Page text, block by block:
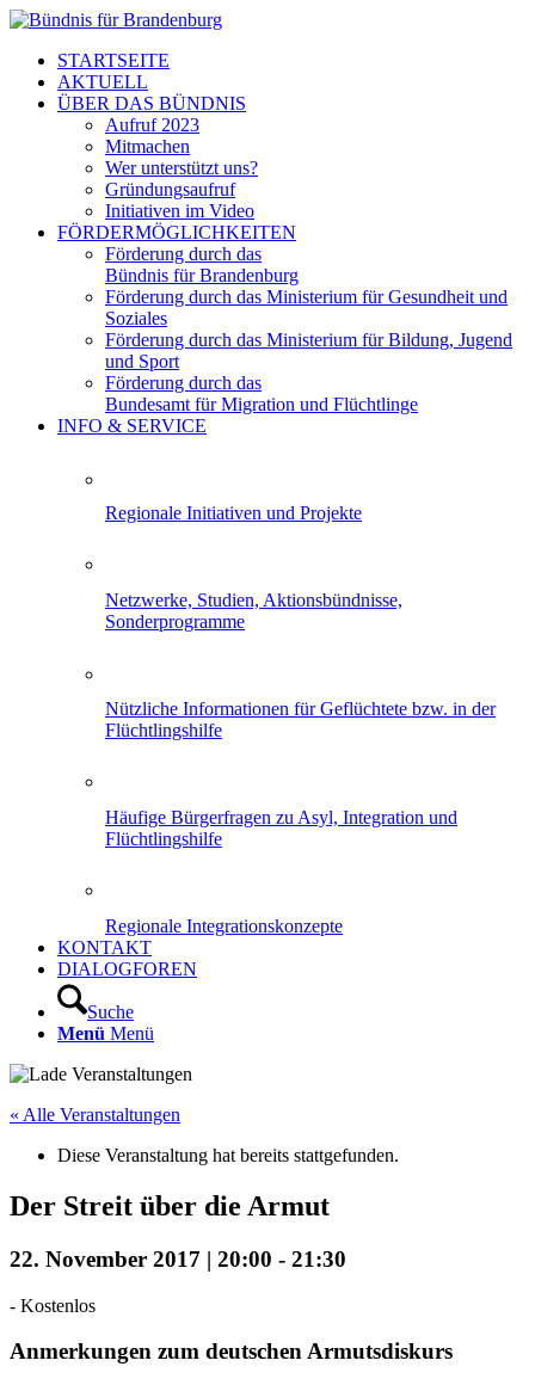
STARTSEITE
AKTUELL
ÜBER DAS BÜNDNIS
Aufruf 2023
Mitmachen
Wer unterstützt uns?
Gründungsaufruf
Initiativen im Video
FÖRDERMÖGLICHKEITEN
Förderung durch das
Bündnis für Brandenburg
Förderung durch das Ministerium für Gesundheit und
Soziales
Förderung durch das Ministerium für Bildung, Jugend
und Sport
Förderung durch das
Bundesamt für Migration und Flüchtlinge
INFO & SERVICE
Regionale Initiativen und Projekte
Netzwerke, Studien, Aktionsbündnisse,
Sonderprogramme
Nützliche Informationen für Geflüchtete bzw. in der
Flüchtlingshilfe
Häufige Bürgerfragen zu Asyl, Integration und
Flüchtlingshilfe
Regionale Integrationskonzepte
KONTAKT
DIALOGFOREN
Suche
Menü Menü
« Alle Veranstaltungen
Diese Veranstaltung hat bereits stattgefunden.
Der Streit über die Armut
22. November 2017 | 20:00 - 21:30
- Kostenlos
Anmerkungen zum deutschen Armutsdiskurs